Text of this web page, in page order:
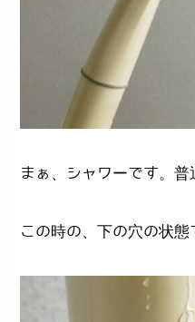
まぁ、シャワーです。普
この時の、下の穴の状態